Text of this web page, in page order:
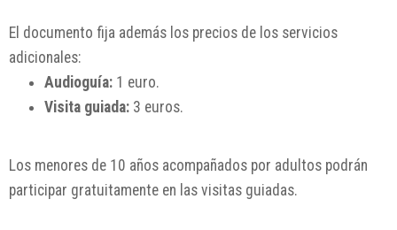
El documento fija además los precios de los servicios
adicionales:
Audioguía: 1 euro.
Visita guiada: 3 euros.
Los menores de 10 años acompañados por adultos podrán
participar gratuitamente en las visitas guiadas.